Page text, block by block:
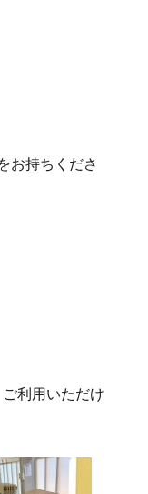
お持ちくださ
利用いただけ